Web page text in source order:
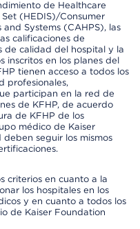
de Healthcare
(HEDIS)/Consumer
Systems (CAHPS), las
calificaciones de
de calidad del hospital y la
inscritos en los planes del
tienen acceso a todos los
profesionales,
participan en la red de
de KFHP, de acuerdo
de KFHP de los
médico de Kaiser
seguir los mismos
criterios en cuanto a la
los hospitales en los
y en cuanto a todos los
de Kaiser Foundation